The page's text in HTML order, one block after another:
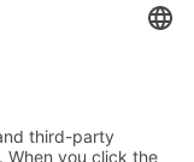
budżetu.